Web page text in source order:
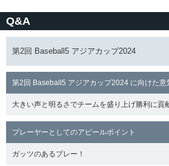
Q&A
第2回 Baseball5 アジアカップ2024
第2回 Baseball5 アジアカップ2024 に向けた意
大きい声と明るさでチームを盛り上げ勝利に貢
プレーヤーとしてのアピールポイント
ガッツのあるプレー！